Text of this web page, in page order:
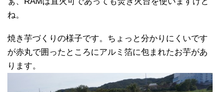
ね。
焼き芋づくりの様子です。ちょっと分かりにくいです
が赤丸で囲ったところにアルミ箔に包まれたお芋があ
ります。